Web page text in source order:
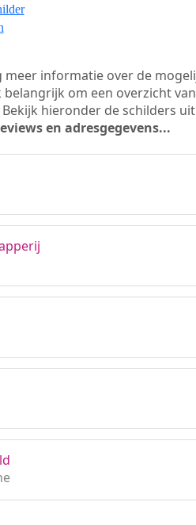
meer informatie over de
om een overzicht
Bekijk hieronder de schilders
en adresgegevens...